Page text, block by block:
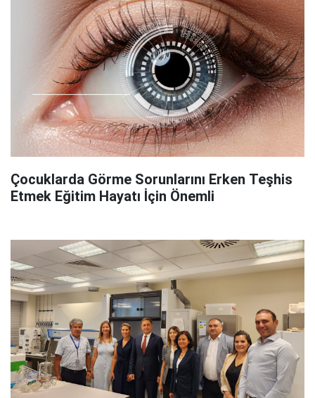
Çocuklarda Görme Sorunlarını Erken Teşhis
Etmek Eğitim Hayatı İçin Önemli